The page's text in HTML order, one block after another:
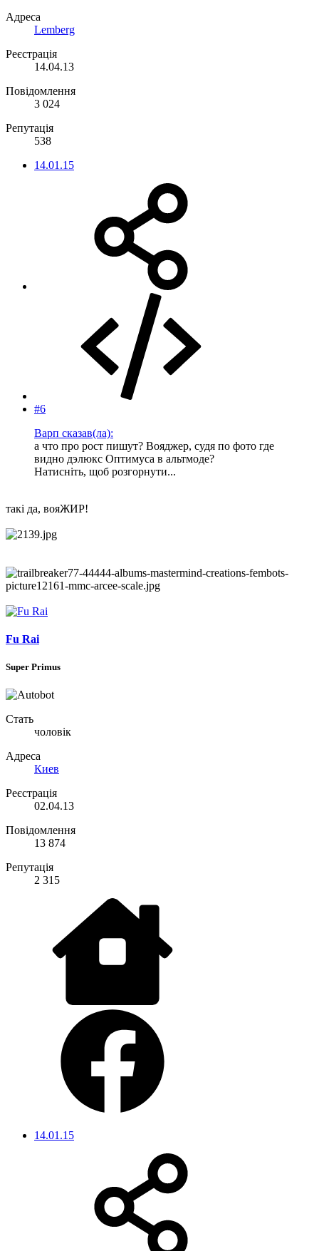
Адреса
Lemberg
Реєстрація
14.04.13
Повідомлення
3 024
Репутація
538
14.01.15
#6
Варп сказав(ла):
а что про рост пишут? Вояджер, судя по фото где
видно дэлюкс Оптимуса в альтмоде?
Натисніть, щоб розгорнути...
такі да, вояЖИР!
Fu Rai
Super Primus
Стать
чоловік
Адреса
Киев
Реєстрація
02.04.13
Повідомлення
13 874
Репутація
2 315
14.01.15